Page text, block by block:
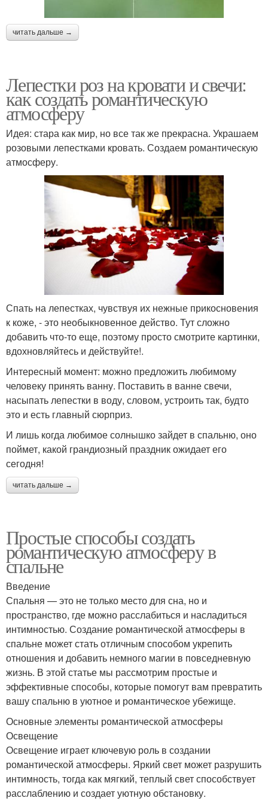
читать дальше →
Лепестки роз на кровати и свечи:
как создать романтическую
атмосферу
Идея: стара как мир, но все так же прекрасна. Украшаем
розовыми лепестками кровать. Создаем романтическую
атмосферу.
Спать на лепестках, чувствуя их нежные прикосновения
к коже, - это необыкновенное действо. Тут сложно
добавить что-то еще, поэтому просто смотрите картинки,
вдохновляйтесь и действуйте!.
Интересный момент: можно предложить любимому
человеку принять ванну. Поставить в ванне свечи,
насыпать лепестки в воду, словом, устроить так, будто
это и есть главный сюрприз.
И лишь когда любимое солнышко зайдет в спальню, оно
поймет, какой грандиозный праздник ожидает его
сегодня!
читать дальше →
Простые способы создать
романтическую атмосферу в
спальне
Введение
Спальня — это не только место для сна, но и
пространство, где можно расслабиться и насладиться
интимностью. Создание романтической атмосферы в
спальне может стать отличным способом укрепить
отношения и добавить немного магии в повседневную
жизнь. В этой статье мы рассмотрим простые и
эффективные способы, которые помогут вам превратить
вашу спальню в уютное и романтическое убежище.
Основные элементы романтической атмосферы
Освещение
Освещение играет ключевую роль в создании
романтической атмосферы. Яркий свет может разрушить
интимность, тогда как мягкий, теплый свет способствует
расслаблению и создает уютную обстановку.